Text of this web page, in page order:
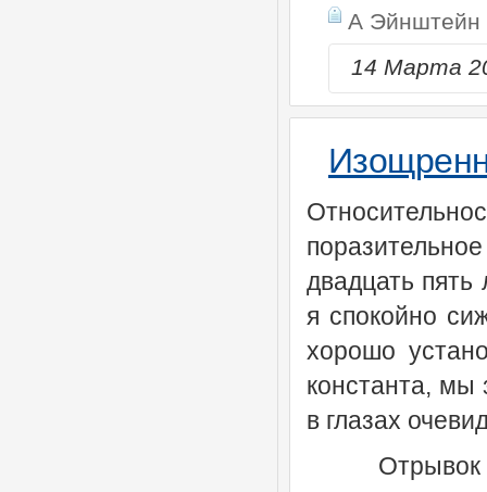
А Эйнштейн
14 Марта
двадцать пять
я спокойно
хорошо
константа, мы
в глазах
Отрывок